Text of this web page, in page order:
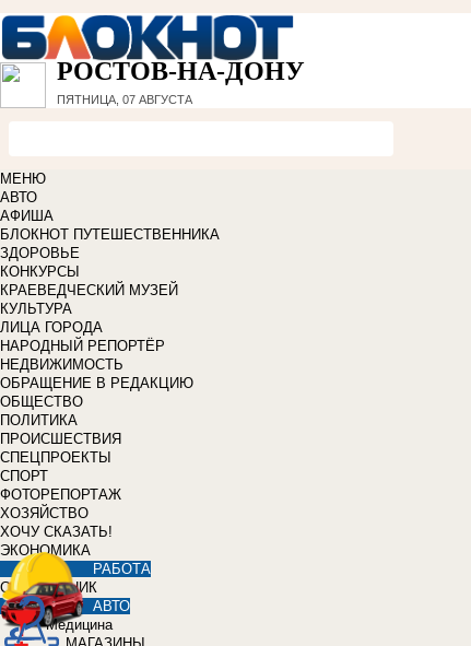
РОСТОВ-НА-ДОНУ
ПЯТНИЦА, 07 АВГУСТА
МЕНЮ
АВТО
АФИША
БЛОКНОТ ПУТЕШЕСТВЕННИКА
ЗДОРОВЬЕ
КОНКУРСЫ
КРАЕВЕДЧЕСКИЙ МУЗЕЙ
КУЛЬТУРА
ЛИЦА ГОРОДА
НАРОДНЫЙ РЕПОРТЁР
НЕДВИЖИМОСТЬ
ОБРАЩЕНИЕ В РЕДАКЦИЮ
ОБЩЕСТВО
ПОЛИТИКА
ПРОИСШЕСТВИЯ
СПЕЦПРОЕКТЫ
СПОРТ
ФОТОРЕПОРТАЖ
ХОЗЯЙСТВО
ХОЧУ СКАЗАТЬ!
ЭКОНОМИКА
РАБОТА
СПРАВОЧНИК
АВТО
Медицина